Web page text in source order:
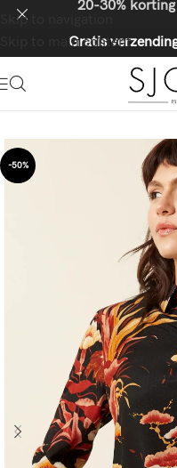
Skip to navigation
Skip to main content
20-30% korting
Gratis
-50%